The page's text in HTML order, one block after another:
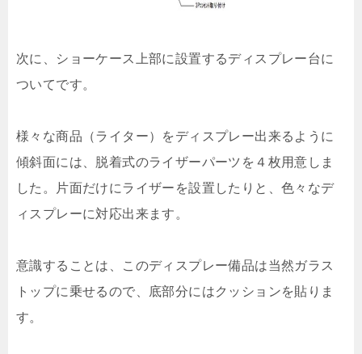
次に、ショーケース上部に設置するディスプレー台に
ついてです。
様々な商品（ライター）をディスプレー出来るように
傾斜面には、脱着式のライザーパーツを４枚用意しま
した。片面だけにライザーを設置したりと、色々なデ
ィスプレーに対応出来ます。
意識することは、このディスプレー備品は当然ガラス
トップに乗せるので、底部分にはクッションを貼りま
す。